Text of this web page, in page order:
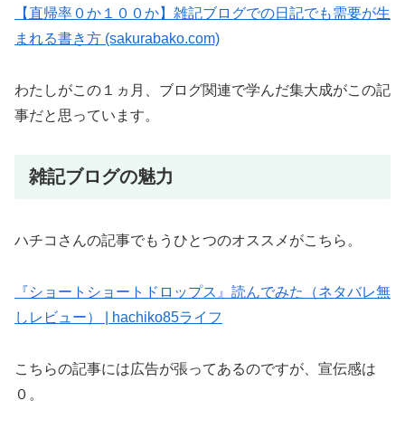
【直帰率０か１００か】雑記ブログでの日記でも需要が生
まれる書き方 (sakurabako.com)
わたしがこの１ヵ月、ブログ関連で学んだ集大成がこの記
事だと思っています。
雑記ブログの魅力
ハチコさんの記事でもうひとつのオススメがこちら。
『ショートショートドロップス』読んでみた（ネタバレ無
しレビュー） | hachiko85ライフ
こちらの記事には広告が張ってあるのですが、宣伝感は
０。